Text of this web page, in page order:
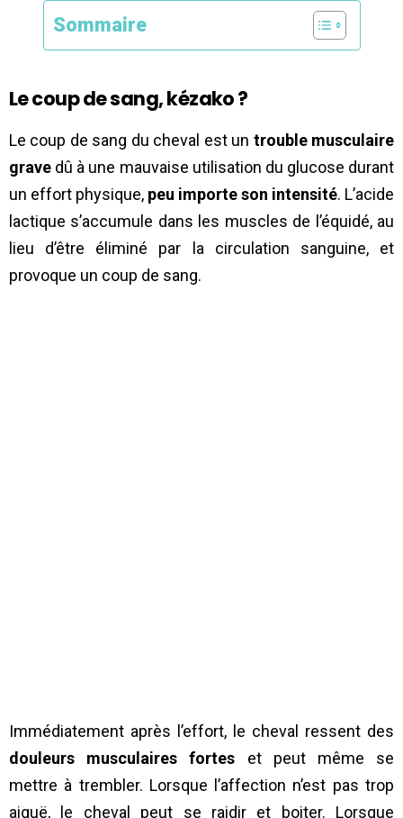
Sommaire
Le coup de sang, kézako ?
Le coup de sang du cheval est un trouble musculaire
grave dû à une mauvaise utilisation du glucose durant
un effort physique, peu importe son intensité. L’acide
lactique s’accumule dans les muscles de l’équidé, au
lieu d’être éliminé par la circulation sanguine, et
provoque un coup de sang.
Immédiatement après l’effort, le cheval ressent des
douleurs musculaires fortes et peut même se
mettre à trembler. Lorsque l’affection n’est pas trop
aiguë, le cheval peut se raidir et boiter. Lorsque